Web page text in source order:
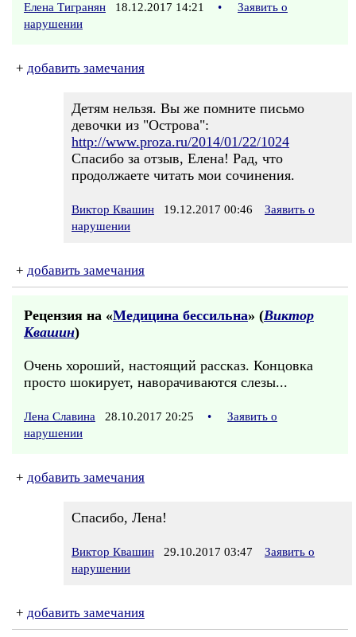
Елена Тигранян 18.12.2017 14:21 •
Заявить о
нарушении
+ добавить замечания
Детям нельзя. Вы же помните письмо
девочки из "Острова":
http://www.proza.ru/2014/01/22/1024
Спасибо за отзыв, Елена! Рад, что
продолжаете читать мои сочинения.
Виктор Квашин 19.12.2017 00:46
Заявить о
нарушении
+ добавить замечания
Рецензия на «Медицина бессильна» (Виктор
Квашин)
Очень хороший, настоящий рассказ. Концовка
просто шокирует, наворачиваются слезы...
Лена Славина 28.10.2017 20:25 •
Заявить о
нарушении
+ добавить замечания
Спасибо, Лена!
Виктор Квашин 29.10.2017 03:47
Заявить о
нарушении
+ добавить замечания